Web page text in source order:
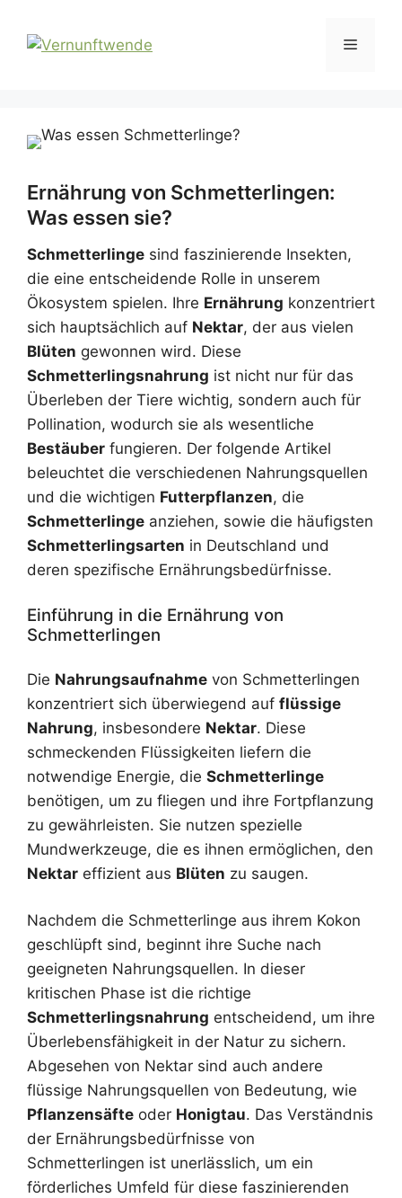
Inhalt
springen
Menü
Ernährung von Schmetterlingen:
Was essen sie?
Schmetterlinge sind faszinierende Insekten,
die eine entscheidende Rolle in unserem
Ökosystem spielen. Ihre Ernährung konzentriert
sich hauptsächlich auf Nektar, der aus vielen
Blüten gewonnen wird. Diese
Schmetterlingsnahrung ist nicht nur für das
Überleben der Tiere wichtig, sondern auch für
Pollination, wodurch sie als wesentliche
Bestäuber fungieren. Der folgende Artikel
beleuchtet die verschiedenen Nahrungsquellen
und die wichtigen Futterpflanzen, die
Schmetterlinge anziehen, sowie die häufigsten
Schmetterlingsarten in Deutschland und
deren spezifische Ernährungsbedürfnisse.
Einführung in die Ernährung von
Schmetterlingen
Die Nahrungsaufnahme von Schmetterlingen
konzentriert sich überwiegend auf flüssige
Nahrung, insbesondere Nektar. Diese
schmeckenden Flüssigkeiten liefern die
notwendige Energie, die Schmetterlinge
benötigen, um zu fliegen und ihre Fortpflanzung
zu gewährleisten. Sie nutzen spezielle
Mundwerkzeuge, die es ihnen ermöglichen, den
Nektar effizient aus Blüten zu saugen.
Nachdem die Schmetterlinge aus ihrem Kokon
geschlüpft sind, beginnt ihre Suche nach
geeigneten Nahrungsquellen. In dieser
kritischen Phase ist die richtige
Schmetterlingsnahrung entscheidend, um ihre
Überlebensfähigkeit in der Natur zu sichern.
Abgesehen von Nektar sind auch andere
flüssige Nahrungsquellen von Bedeutung, wie
Pflanzensäfte oder Honigtau. Das Verständnis
der Ernährungsbedürfnisse von
Schmetterlingen ist unerlässlich, um ein
förderliches Umfeld für diese faszinierenden